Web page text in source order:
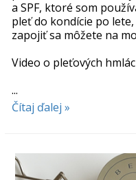
a SPF, ktoré som
pleť do kondície po lete,
zapojiť sa môžete na
Video o pleťových
...
Čítaj ďalej »